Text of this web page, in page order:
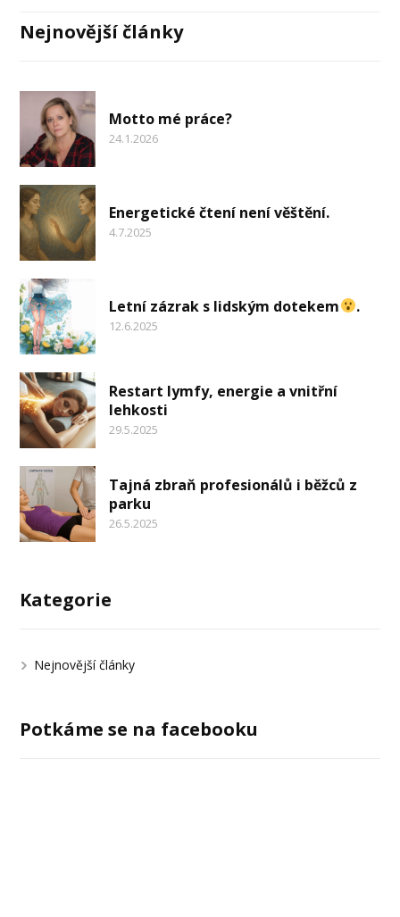
Nejnovější články
Motto mé práce?
24.1.2026
Energetické čtení není věštění.
4.7.2025
Letní zázrak s lidským dotekem .
12.6.2025
Restart lymfy, energie a vnitřní
lehkosti
29.5.2025
Tajná zbraň profesionálů i běžců z
parku
26.5.2025
Kategorie
Nejnovější články
Potkáme se na facebooku